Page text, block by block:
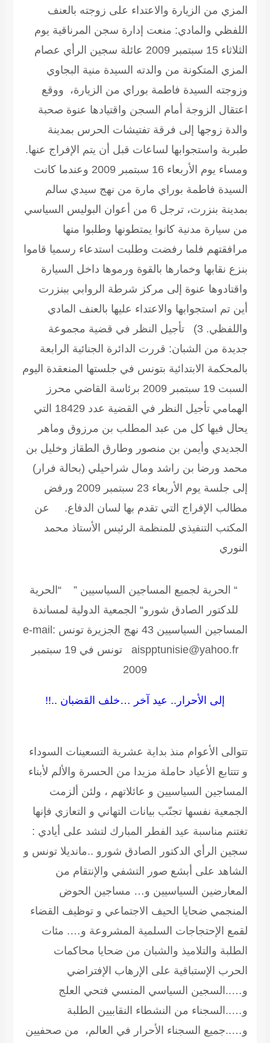
المزي من الزيارة والاعتداء على زوجته بالعنف
اللفظي والمادي: منعت إدارة سجن المرناقية يوم
الثلاثاء 15 سبتمبر 2009 عائلة سجين الرأي عصام
المزي المتكونة من والدته السيدة منية البجاوي
وزوجته السيدة فاطمة بوراي من الزيارة، ووقع
اعتقال الزوجة أمام السجن واقتيادها عنوة صحبة
والدة زوجها إلى فرقة تفتيشات الحرس بمدينة
طبربة واستجوابها لساعات قبل أن يتم الإفراج عنها.
ومساء يوم الأربعاء 16 سبتمبر 2009 وعندما كانت
السيدة فاطمة بوراي مارة من نهج سيدي سالم
بمدينة بنزرت، ترجل 6 من أعوان البوليس السياسي
من سيارة مدنية كانوا يمتطونها وطلبوا منها
مرافقتهم فلما رفضت وطلبت استدعاء رسميا قاموا
بنزع نقابها وخمارها بالقوة ورموها داخل السيارة
واقتادوها عنوة إلى مركز شرطة الروابي ببنزرت
أين تم استجوابها والاعتداء عليها بالعنف المادي
واللفظي.
3) تأجيل النظر في قضية مجموعة
جديدة من الشبان: قررت الدائرة الجنائية الرابعة
بالمحكمة الابتدائية بتونس في جلستها المنعقدة اليوم
السبت 19 سبتمبر 2009 برئاسة القاضي محرز
الهمامي تأجيل النظر في القضية عدد 18429 التي
يحال فيها كل من عبد المطلب بن مرزوق وماهر
الجديدي وأيمن بن منصور وطارق الطقاز وخليل بن
محمد ورضا بن راشد ومال شراحيلي (بحالة فرار)
إلى جلسة يوم الأربعاء 23 سبتمبر 2009 ورفض
مطالب الإفراج التي تقدم بها لسان الدفاع.
عن
المكتب التنفيذي للمنظمة الرئيس الأستاذ محمد
النوري
“ الحرية لجميع المساجين السياسيين ” “الحرية
للدكتور الصادق شورو“ الجمعية الدولية لمساندة
المساجين السياسيين
43 نهج الجزيرة تونس e-mail:
aispptunisie@yahoo.fr تونس في 19 سبتمبر
2009
إلى الأحرار.. عيد آخر …خلف القضبان ..!!
تتوالى الأعوام منذ بداية عشرية التسعينات السوداء
و تتتابع الأعياد حاملة مزيدا من الحسرة والألم لأبناء
المساجين السياسيين و عائلاتهم ، ولئن ألزمت
الجمعية نفسها تجنّب بيانات التهاني و التعازي فإنها
تغتنم مناسبة عيد الفطر المبارك لتشد على أيادي :
سجين الرأي الدكتور الصادق شورو ..مانديلا تونس و
الشاهد على أبشع صور التشفي والإنتقام من
المعارضين السياسيين و… مساجين الحوض
المنجمي ضحايا الحيف الاجتماعي و توظيف القضاء
لقمع الإحتجاجات السلمية المشروعة و…. مئات
الطلبة والتلاميذ والشبان من ضحايا محاكمات
الحرب الإستباقية على الإرهاب الإفتراضي
و…..السجين السياسي المنسي فتحي العلج
و…..السجناء من النشطاء النقابيين الطلبة
و…..جميع السجناء الأحرار في العالم، من صحفيين